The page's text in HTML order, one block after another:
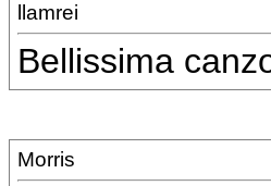
llamrei
Bellissima
Morris